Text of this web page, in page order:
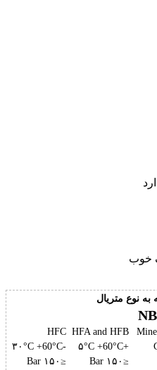
خوب
HFA and HFB
HFC
+۵°C +60°C
-۳۰°C +60°C
≤۱۵۰ Bar
≤۱۵۰ Bar